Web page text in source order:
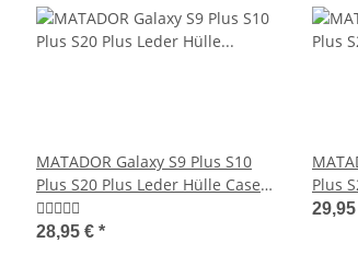
MATADOR Galaxy S9 Plus S10
Plus S20 Plus Leder Hülle Case
Quer Braun
28,95 € *
Plus